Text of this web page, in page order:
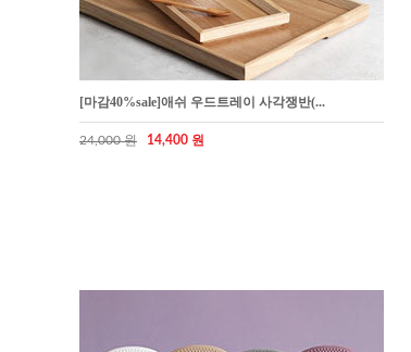
[마감40%sale]애쉬 우드트레이 사각쟁반(...
24,000 원 14,400 원